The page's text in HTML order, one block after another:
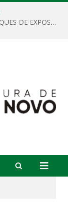
CONTRATOS DE CESSÃO DE USO DO PARQUES DE EXPOSIÇÕES “ORESTES BELIQUE”